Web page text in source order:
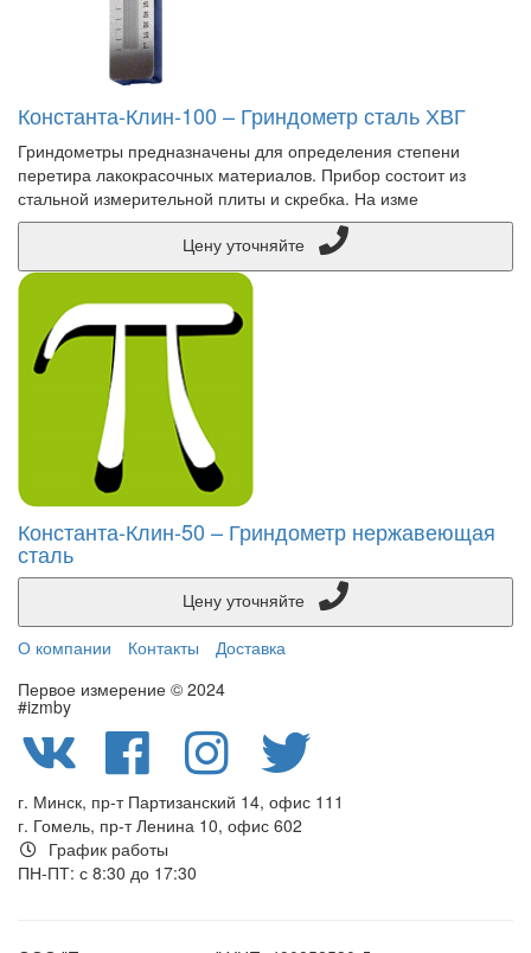
Константа-Клин-100 – Гриндометр сталь ХВГ
Гриндометры предназначены для определения степени
перетира лакокрасочных материалов. Прибор состоит из
стальной измерительной плиты и скребка. На изме
Константа-Клин-50 – Гриндометр нержавеющая
сталь
О компании
Контакты
Доставка
Первое измерение © 2024
#izmby
г. Минск, пр-т Партизанский 14, офис 111
г. Гомель, пр-т Ленина 10, офис 602
График работы
ПН-ПТ: с 8:30 до 17:30